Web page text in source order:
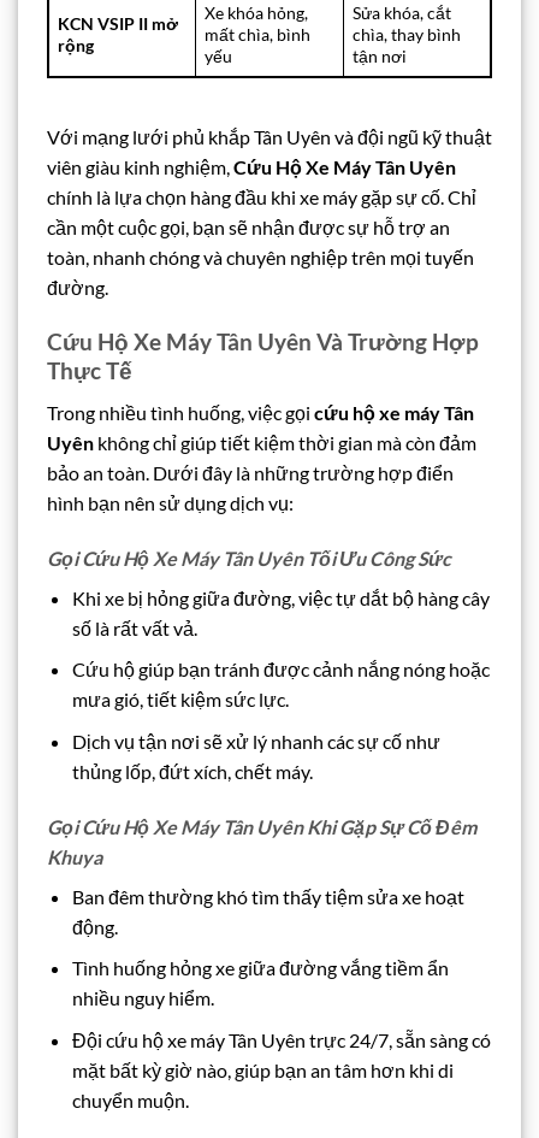
KCN VSIP II mở
rộng
Xe khóa hỏng,
mất chìa, bình
yếu
Sửa khóa, cắt
chìa, thay bình
tận nơi
Với mạng lưới phủ khắp Tân Uyên và đội ngũ kỹ thuật
viên giàu kinh nghiệm,Cứu Hộ Xe Máy Tân Uyên
chính là lựa chọn hàng đầu khi xe máy gặp sự cố. Chỉ
cần một cuộc gọi, bạn sẽ nhận được sự hỗ trợ an
toàn, nhanh chóng và chuyên nghiệp trên mọi tuyến
đường.
Cứu Hộ Xe Máy Tân Uyên Và Trường Hợp
Thực Tế
Trong nhiều tình huống, việc gọi cứu hộ xe máy Tân
Uyên không chỉ giúp tiết kiệm thời gian mà còn đảm
bảo an toàn. Dưới đây là những trường hợp điển
hình bạn nên sử dụng dịch vụ:
Gọi Cứu Hộ Xe Máy Tân Uyên Tối Ưu Công Sức
Khi xe bị hỏng giữa đường, việc tự dắt bộ hàng cây
số là rất vất vả.
Cứu hộ giúp bạn tránh được cảnh nắng nóng hoặc
mưa gió, tiết kiệm sức lực.
Dịch vụ tận nơi sẽ xử lý nhanh các sự cố như
thủng lốp, đứt xích, chết máy.
Gọi Cứu Hộ Xe Máy Tân Uyên Khi Gặp Sự Cố Đêm
Khuya
Ban đêm thường khó tìm thấy tiệm sửa xe hoạt
động.
Tình huống hỏng xe giữa đường vắng tiềm ẩn
nhiều nguy hiểm.
Đội cứu hộ xe máy Tân Uyên trực 24/7, sẵn sàng có
mặt bất kỳ giờ nào, giúp bạn an tâm hơn khi di
chuyển muộn.